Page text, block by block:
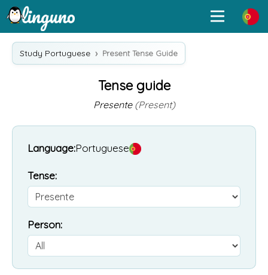
Study Portuguese Present Tense Guide
Tense guide
Presente (Present)
Language:Portuguese
Tense:
Person: